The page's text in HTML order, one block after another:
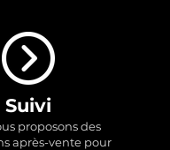
Suivi
proposons des
après-vente pour